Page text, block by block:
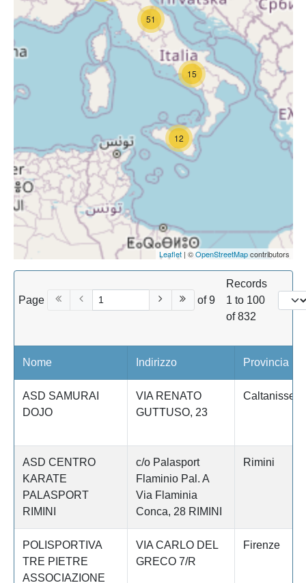
15
12
51
Leaflet| ©OpenStreetMapcontributors
Page of 9
Records
1 to 100
of 832
Nome Indirizzo Provincia
ASD SAMURAI
DOJO
VIA RENATO
GUTTUSO, 23
Caltanissetta
ASD CENTRO
KARATE
PALASPORT
RIMINI
c/o Palasport
Flaminio Pal. A
Via Flaminia
Conca, 28 RIMINI
Rimini
POLISPORTIVA
TRE PIETRE
ASSOCIAZIONE
VIA CARLO DEL
GRECO 7/R
Firenze